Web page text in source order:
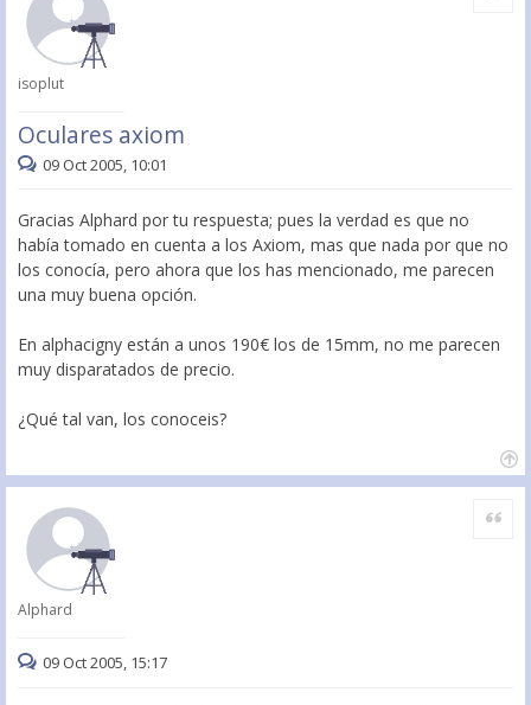
isoplut
Oculares axiom
09 Oct 2005, 10:01
Gracias Alphard por tu respuesta; pues la verdad es que no
había tomado en cuenta a los Axiom, mas que nada por que no
los conocía, pero ahora que los has mencionado, me parecen
una muy buena opción.
En alphacigny están a unos 190€ los de 15mm, no me parecen
muy disparatados de precio.
¿Qué tal van, los conoceis?
Alphard
Citar
09 Oct 2005, 15:17